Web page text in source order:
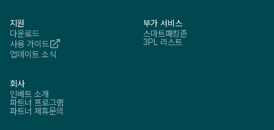
지원
다운로드
사용 가이드
업데이트 소식
부가 서비스
스마트패킹존
3PL 리스트
회사
인베트 소개
파트너 프로그램
파트너 제휴문의